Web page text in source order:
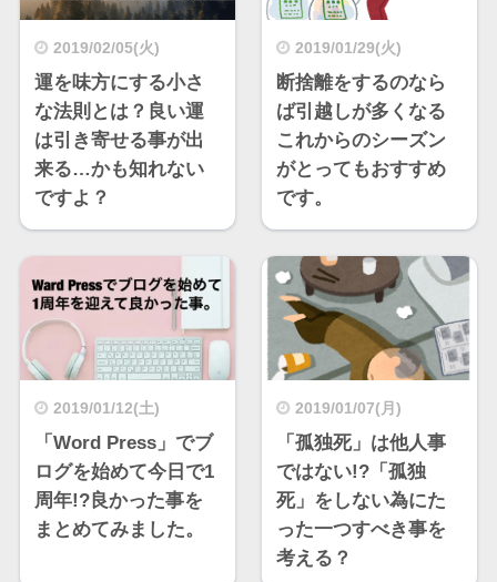
2019/02/05(火)
運を味方にする小さ
な法則とは？良い運
は引き寄せる事が出
来る…かも知れない
ですよ？
2019/01/29(火)
断捨離をするのなら
ば引越しが多くなる
これからのシーズン
がとってもおすすめ
です。
2019/01/12(土)
「Word Press」でブ
ログを始めて今日で1
周年!?良かった事を
まとめてみました。
2019/01/07(月)
「孤独死」は他人事
ではない!?「孤独
死」をしない為にた
った一つすべき事を
考える？